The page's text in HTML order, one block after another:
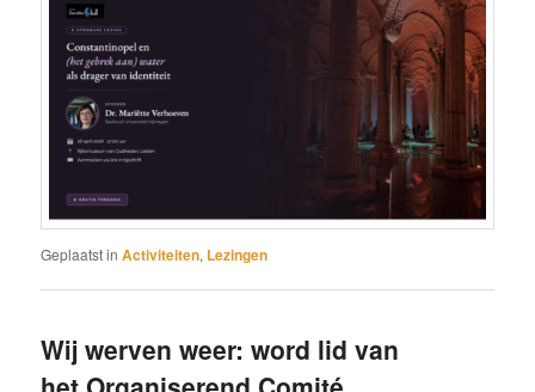
Geplaatst in Activiteiten, Lezingen
Wij werven weer: word lid van